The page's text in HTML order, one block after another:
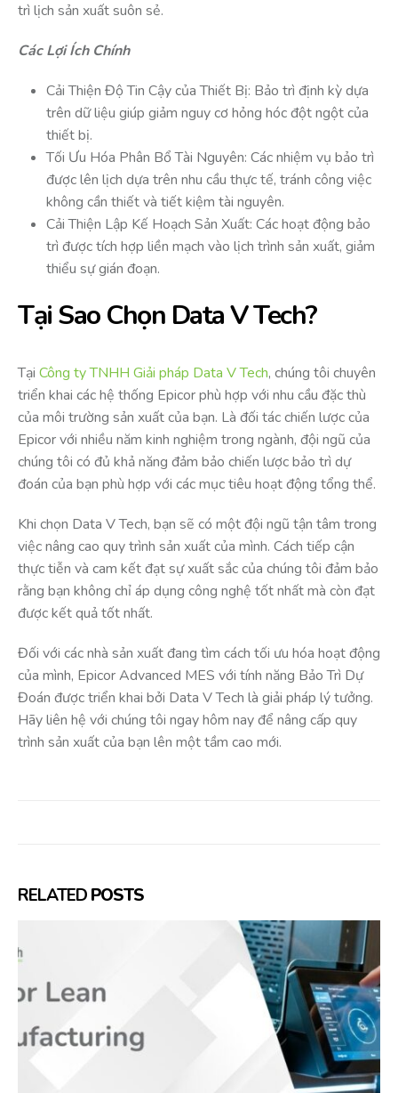
trì lịch sản xuất suôn sẻ.
Các Lợi Ích Chính
Cải Thiện Độ Tin Cậy của Thiết Bị: Bảo trì định kỳ dựa
trên dữ liệu giúp giảm nguy cơ hỏng hóc đột ngột của
thiết bị.
Tối Ưu Hóa Phân Bổ Tài Nguyên: Các nhiệm vụ bảo trì
được lên lịch dựa trên nhu cầu thực tế, tránh công việc
không cần thiết và tiết kiệm tài nguyên.
Cải Thiện Lập Kế Hoạch Sản Xuất: Các hoạt động bảo
trì được tích hợp liền mạch vào lịch trình sản xuất, giảm
thiểu sự gián đoạn.
Tại Sao Chọn Data V Tech?
Tại Công ty TNHH Giải pháp Data V Tech, chúng tôi chuyên
triển khai các hệ thống Epicor phù hợp với nhu cầu đặc thù
của môi trường sản xuất của bạn. Là đối tác chiến lược của
Epicor với nhiều năm kinh nghiệm trong ngành, đội ngũ của
chúng tôi có đủ khả năng đảm bảo chiến lược bảo trì dự
đoán của bạn phù hợp với các mục tiêu hoạt động tổng thể.
Khi chọn Data V Tech, bạn sẽ có một đội ngũ tận tâm trong
việc nâng cao quy trình sản xuất của mình. Cách tiếp cận
thực tiễn và cam kết đạt sự xuất sắc của chúng tôi đảm bảo
rằng bạn không chỉ áp dụng công nghệ tốt nhất mà còn đạt
được kết quả tốt nhất.
Đối với các nhà sản xuất đang tìm cách tối ưu hóa hoạt động
của mình, Epicor Advanced MES với tính năng Bảo Trì Dự
Đoán được triển khai bởi Data V Tech là giải pháp lý tưởng.
Hãy liên hệ với chúng tôi ngay hôm nay để nâng cấp quy
trình sản xuất của bạn lên một tầm cao mới.
RELATEDPOSTS